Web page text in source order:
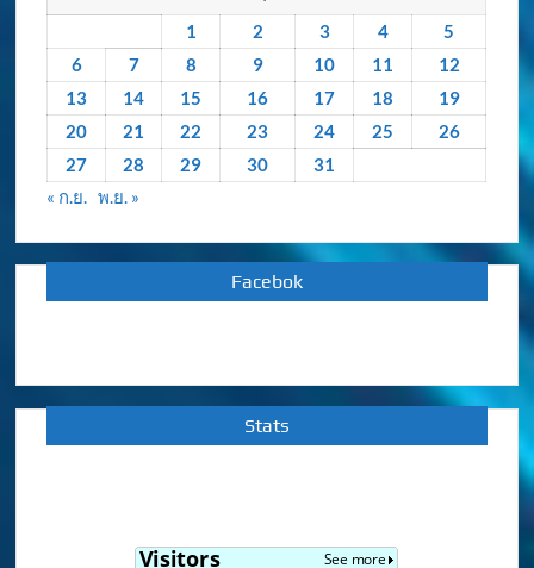
1 2 3 4
5
6
7 8 9 10 11
12
13
14 15 16 17 18
19
20
21 22 23 24 25
26
27
28 29 30
31
« ก.ย. พ.ย. »
Facebok
Stats